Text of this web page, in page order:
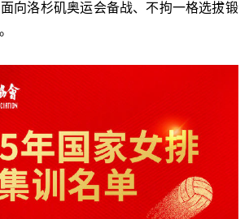
向洛杉矶奥运会备战、不拘一格选拔锻